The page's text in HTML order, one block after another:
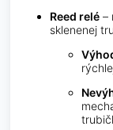
Reed relé –
sklenenej